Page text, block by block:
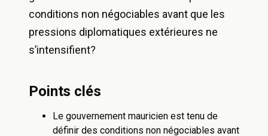
conditions non négociables avant que les
pressions diplomatiques extérieures ne
s’intensifient?
Points clés
Le gouvernement mauricien est tenu de
définir des conditions non négociables avant